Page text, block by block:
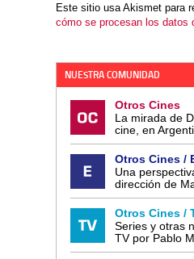
Este sitio usa Akismet para
cómo se procesan los datos
NUESTRA COMUNIDAD
Otros Cines
La mirada de
cine, en
Otros Cines /
Una
dirección de
Otros Cines /
Series y otras
TV por Pablo